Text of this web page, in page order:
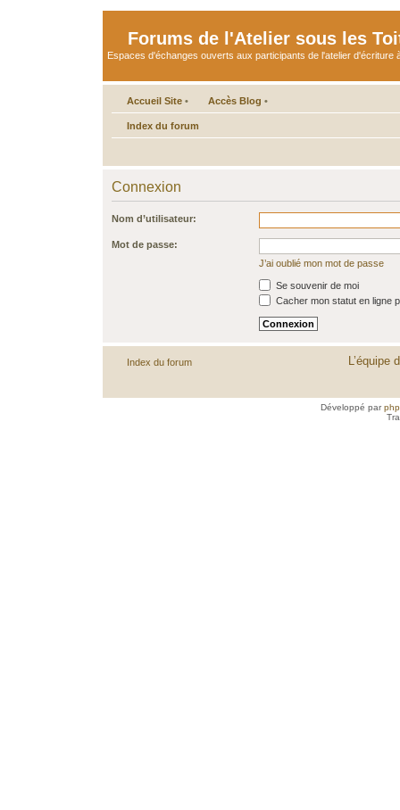
Forums de l'Atelier sous les
Espaces d'échanges ouverts aux participants de l'atelier d'écriture
Accueil Site • Accès Blog •
Index du forum
Connexion
Nom d’utilisateur:
Mot de passe:
J’ai oublié mon mot de passe
Se souvenir de moi
Cacher mon statut en ligne
Index du forum L’équipe
Développé par